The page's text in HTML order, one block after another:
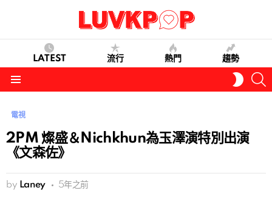
LATEST 流行 熱門 趨勢
SKIN
電視
2PM 燦盛＆Nichkhun為玉澤演特別出演
《文森佐》
by Laney 5年之前